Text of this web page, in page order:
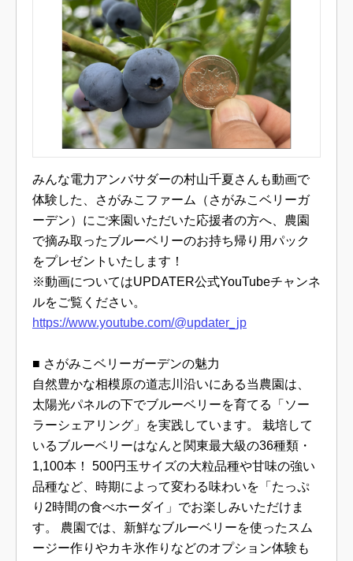
みんな電力アンバサダーの村山千夏さんも動画で
体験した、さがみこファーム（さがみこベリーガ
ーデン）にご来園いただいた応援者の方へ、農園
で摘み取ったブルーベリーのお持ち帰り用パック
をプレゼントいたします！
※動画についてはUPDATER公式YouTubeチャンネ
ルをご覧ください。
https://www.youtube.com/@updater_jp
■ さがみこベリーガーデンの魅力
自然豊かな相模原の道志川沿いにある当農園は、
太陽光パネルの下でブルーベリーを育てる「ソー
ラーシェアリング」を実践しています。 栽培して
いるブルーベリーはなんと関東最大級の36種類・
1,100本！ 500円玉サイズの大粒品種や甘味の強い
品種など、時期によって変わる味わいを「たっぷ
り2時間の食べホーダイ」でお楽しみいただけま
す。 農園では、新鮮なブルーベリーを使ったスム
ージー作りやカキ氷作りなどのオプション体験も